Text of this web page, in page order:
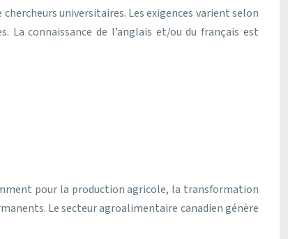
universitaires. Les exigences varient selon
La connaissance de l’anglais et/ou du français est
pour la production agricole, la transformation
Le secteur agroalimentaire canadien génère